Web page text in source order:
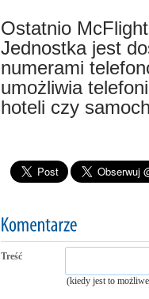
Ostatnio
Jednostka jest
numerami
umożliwia
hoteli czy
Treść
(kiedy jest to